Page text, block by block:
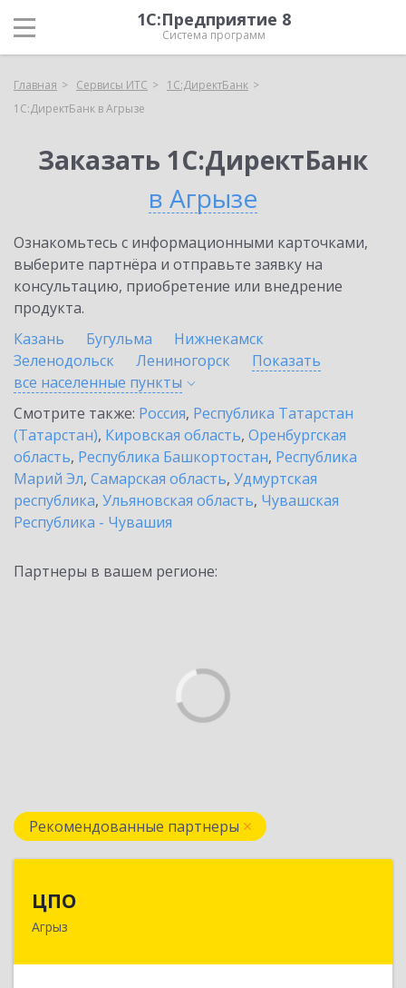
1С:Предприятие 8
Система программ
Главная Сервисы ИТС
1С:ДиректБанк
1С:ДиректБанк в Агрызе
Заказать 1С:ДиректБанк
в Агрызе
Ознакомьтесь с информационными карточками,
выберите партнёра и отправьте заявку на
консультацию, приобретение или внедрение
продукта.
Казань
Бугульма
Нижнекамск
Зеленодольск
Лениногорск
Показать
все населенные пункты
Смотрите также: Россия, Республика Татарстан
(Татарстан), Кировская область, Оренбургская
область, Республика Башкортостан, Республика
Марий Эл, Самарская область, Удмуртская
республика, Ульяновская область, Чувашская
Республика - Чувашия
Партнеры в вашем регионе:
Рекомендованные партнеры
ЦПО
Агрыз